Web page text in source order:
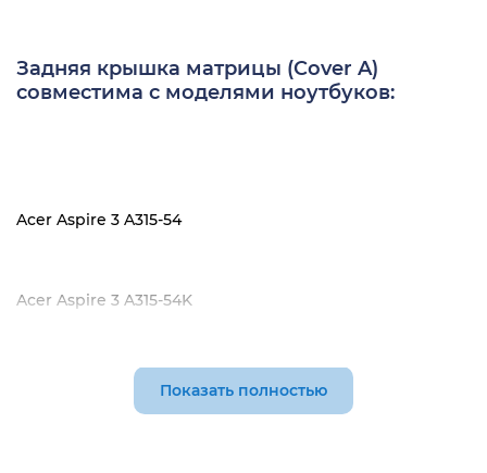
Задняя крышка матрицы (Cover A)
совместима с моделями ноутбуков:
Acer Aspire 3 A315-54
Acer Aspire 3 A315-54K
Показать полностью